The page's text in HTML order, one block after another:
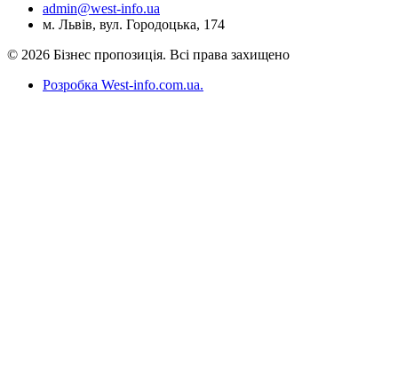
admin@west-info.ua
м. Львів, вул. Городоцька, 174
© 2026 Бізнес пропозиція. Всі права захищено
Розробка West-info.com.ua.